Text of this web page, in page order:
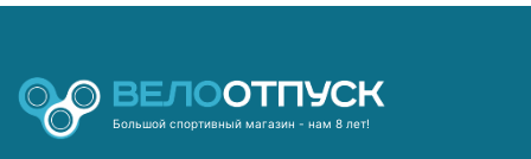
Большой спортивный магазин - нам 8 лет!